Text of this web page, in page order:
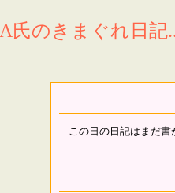
A氏のきまぐれ日記
この日の日記はまだ書